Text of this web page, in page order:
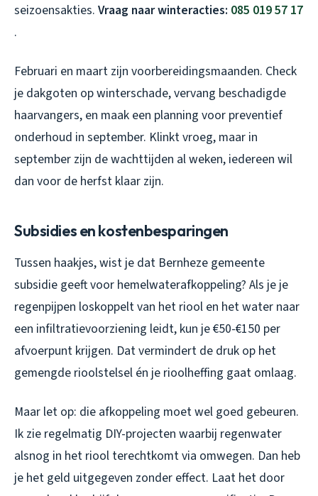
seizoensakties. Vraag naar winteracties: 085 019 57 17
.
Februari en maart zijn voorbereidingsmaanden. Check
je dakgoten op winterschade, vervang beschadigde
haarvangers, en maak een planning voor preventief
onderhoud in september. Klinkt vroeg, maar in
september zijn de wachttijden al weken, iedereen wil
dan voor de herfst klaar zijn.
Subsidies en kostenbesparingen
Tussen haakjes, wist je dat Bernheze gemeente
subsidie geeft voor hemelwaterafkoppeling? Als je je
regenpijpen loskoppelt van het riool en het water naar
een infiltratievoorziening leidt, kun je €50-€150 per
afvoerpunt krijgen. Dat vermindert de druk op het
gemengde rioolstelsel én je rioolheffing gaat omlaag.
Maar let op: die afkoppeling moet wel goed gebeuren.
Ik zie regelmatig DIY-projecten waarbij regenwater
alsnog in het riool terechtkomt via omwegen. Dan heb
je het geld uitgegeven zonder effect. Laat het door